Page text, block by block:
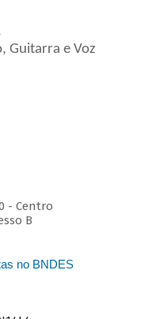
Guitarra e Voz
- Centro
B
no BNDES